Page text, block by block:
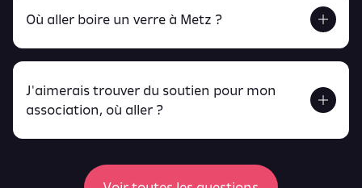
Retrouve toutes ces infos ici.
Où aller boire un verre à Metz ?
peux
retrouver ici
J'aimerais trouver du soutien pour mon
association, où aller ?